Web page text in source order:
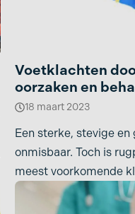
Voetklachten
oorzaken en
18 maart 2023
Een sterke, stevige en
onmisbaar. Toch is
meest voorkomende
misschien